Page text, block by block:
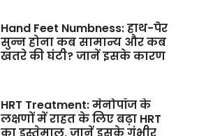
Hand Feet Numbness: हाथ-पैर
सुन्न होना कब सामान्य और कब
खतरे की घंटी? जानें इसके कारण
HRT Treatment: मेनोपॉज के
लक्षणों में राहत के लिए बढ़ा HRT